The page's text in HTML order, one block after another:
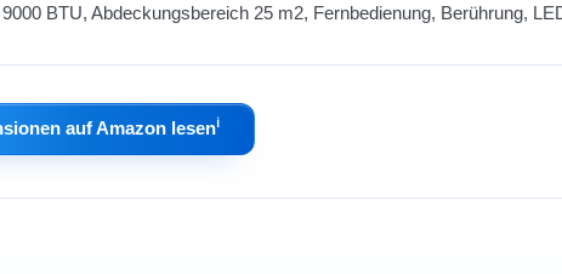
auf Amazon lesenℹ︎